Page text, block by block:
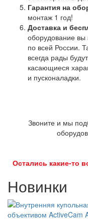
Гарантия на
монтаж 1 год!
Доставка и
оборудование вы
по всей России.
всегда рады
касающиеся
и пусконаладки.
Звоните и мы
Остались какие-то
Новинки